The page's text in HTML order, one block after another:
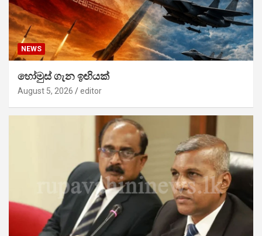
NEWS
හෝමුස් ගැන ඉඟියක්
August 5, 2026 editor